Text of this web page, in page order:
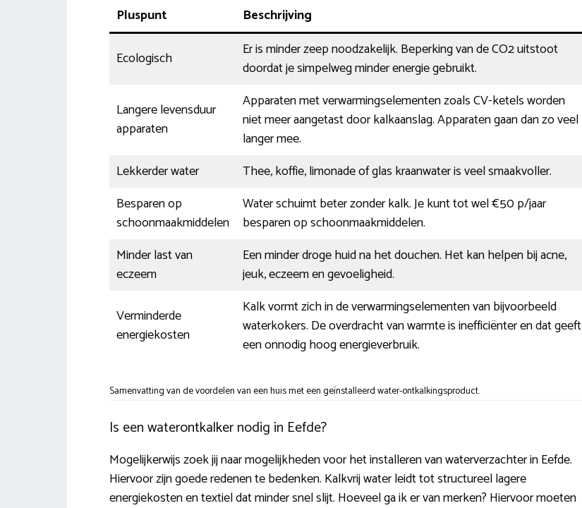
Pluspunt Beschrijving
Ecologisch
Er is minder zeep noodzakelijk. Beperking van de CO2 uitstoot
doordat je simpelweg minder energie gebruikt.
Langere levensduur
apparaten
Apparaten met verwarmingselementen zoals CV-ketels worden
niet meer aangetast door kalkaanslag. Apparaten gaan dan zo veel
langer mee.
Lekkerder water
Thee, koffie, limonade of glas kraanwater is veel smaakvoller.
Besparen op
schoonmaakmiddelen
Water schuimt beter zonder kalk. Je kunt tot wel €50 p/jaar
besparen op schoonmaakmiddelen.
Minder last van
eczeem
Een minder droge huid na het douchen. Het kan helpen bij acne,
jeuk, eczeem en gevoeligheid.
Verminderde
energiekosten
Kalk vormt zich in de verwarmingselementen van bijvoorbeeld
waterkokers. De overdracht van warmte is inefficiënter en dat geeft
een onnodig hoog energieverbruik.
Samenvatting van de voordelen van een huis met een geïnstalleerd water-ontkalkingsproduct.
Is een waterontkalker nodig in Eefde?
Mogelijkerwijs zoek jij naar mogelijkheden voor het installeren van waterverzachter in Eefde.
Hiervoor zijn goede redenen te bedenken. Kalkvrij water leidt tot structureel lagere
energiekosten en textiel dat minder snel slijt. Hoeveel ga ik er van merken? Hiervoor moeten